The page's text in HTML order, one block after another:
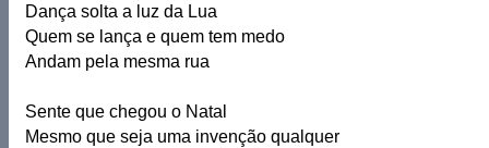
Dança solta a luz da Lua
Quem se lança e quem tem medo
Andam pela mesma rua
Sente que chegou o Natal
Mesmo que seja uma invenção qualquer